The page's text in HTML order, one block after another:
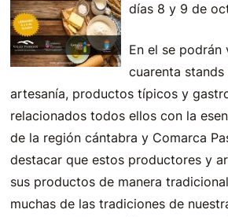
días 8 y 9 de
En el se podrán
cuarenta
artesanía, productos típicos y
relacionados todos ellos con la
de la región cántabra y Comarca
destacar que estos productores y
sus productos de manera
muchas de las tradiciones de